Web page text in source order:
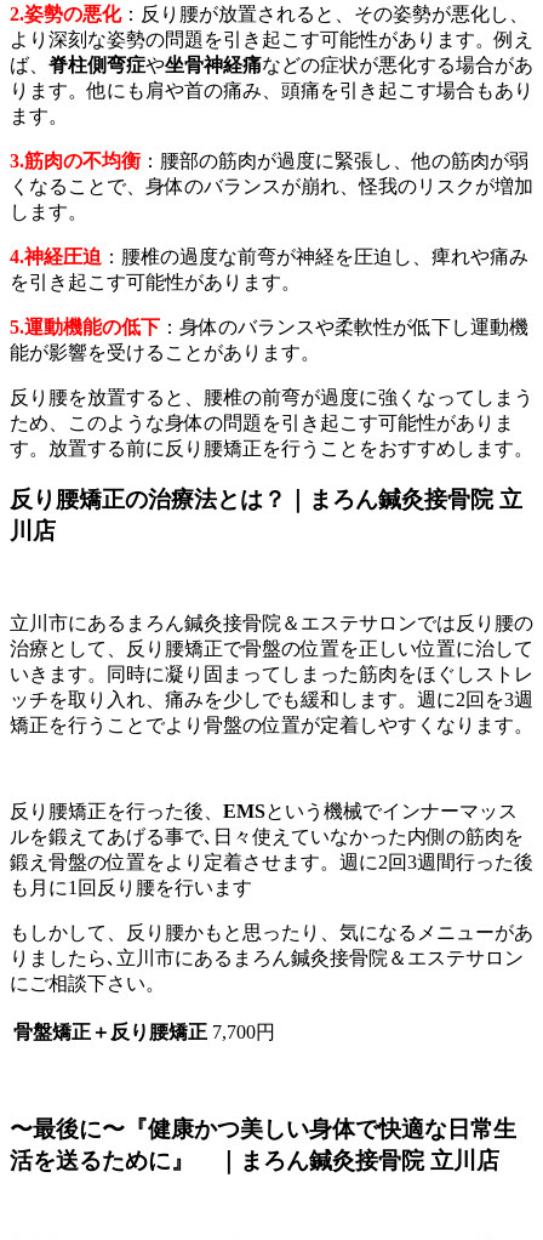
2.姿勢の悪化：反り腰が放置されると、その姿勢が悪化し、
より深刻な姿勢の問題を引き起こす可能性があります。例え
ば、脊柱側弯症や坐骨神経痛などの症状が悪化する場合があ
ります。他にも肩や首の痛み、頭痛を引き起こす場合もあり
ます。
3.筋肉の不均衡 ：腰部の筋肉が過度に緊張し、他の筋肉が弱
くなることで、身体のバランスが崩れ、怪我のリスクが増加
します。
4.神経圧迫 ：腰椎の過度な前弯が神経を圧迫し、痺れや痛み
を引き起こす可能性があります。
5.運動機能の低下 ：身体のバランスや柔軟性が低下し運動機
能が影響を受けることがあります。
反り腰を放置すると、腰椎の前弯が過度に強くなってしまう
ため、このような身体の問題を引き起こす可能性がありま
す。放置する前に反り腰矯正を行うことをおすすめします。
反り腰矯正の治療法とは？｜まろん鍼灸接骨院 立
川店
立川市にあるまろん鍼灸接骨院＆エステサロンでは反り腰の
治療として、反り腰矯正で骨盤の位置を正しい位置に治して
いきます。同時に凝り固まってしまった筋肉をほぐしストレ
ッチを取り入れ、痛みを少しでも緩和します。週に2回を3週
矯正を行うことでより骨盤の位置が定着しやすくなります。
反り腰矯正を行った後、 EMSという機械でインナーマッス
ルを鍛えてあげる事で､日々使えていなかった内側の筋肉を
鍛え骨盤の位置をより定着させます。週に2回3週間行った後
も月に1回反り腰を行います
もしかして、反り腰かもと思ったり、気になるメニューがあ
りましたら､立川市にあるまろん鍼灸接骨院＆エステサロン
にご相談下さい。
骨盤矯正＋反り腰矯正 7,700円
〜最後に〜『健康かつ美しい身体で快適な日常生
活を送るために』 ｜まろん鍼灸接骨院 立川店